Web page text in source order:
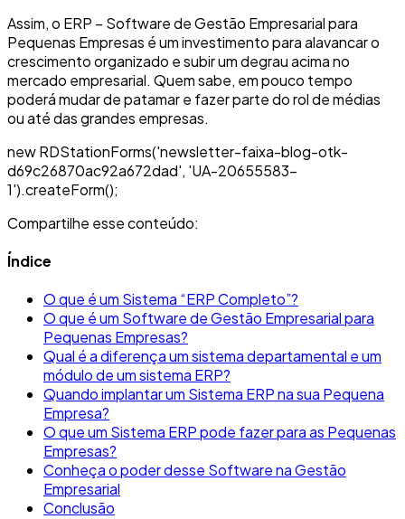
Assim, o ERP – Software de Gestão Empresarial para
Pequenas Empresas é um investimento para alavancar o
crescimento organizado e subir um degrau acima no
mercado empresarial. Quem sabe, em pouco tempo
poderá mudar de patamar e fazer parte do rol de médias
ou até das grandes empresas.
new RDStationForms('newsletter-faixa-blog-otk-
d69c26870ac92a672dad', 'UA-20655583-
1').createForm();
Compartilhe esse conteúdo:
Índice
O que é um Sistema “ERP Completo”?
O que é um Software de Gestão Empresarial para
Pequenas Empresas?
Qual é a diferença um sistema departamental e um
módulo de um sistema ERP?
Quando implantar um Sistema ERP na sua Pequena
Empresa?
O que um Sistema ERP pode fazer para as Pequenas
Empresas?
Conheça o poder desse Software na Gestão
Empresarial
Conclusão